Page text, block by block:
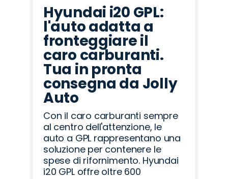
Hyundai i20 GPL:
l'auto adatta a
fronteggiare il
caro carburanti.
Tua in pronta
consegna da Jolly
Auto
Con il caro carburanti sempre
al centro dell'attenzione, le
auto a GPL rappresentano una
soluzione per contenere le
spese di rifornimento. Hyundai
i20 GPL offre oltre 600